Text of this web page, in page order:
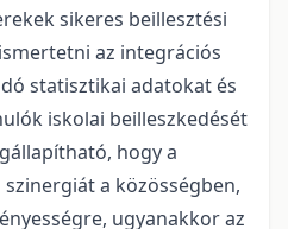
sikeres beillesztési
az integrációs
statisztikai adatokat és
iskolai beilleszkedését
hogy a
a közösségben,
ugyanakkor az